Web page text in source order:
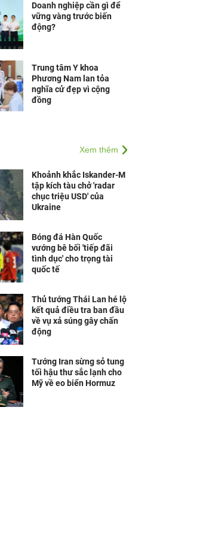
Doanh nghiệp cần gì để
vững vàng trước biến
động?
Trung tâm Y khoa
Phương Nam lan tỏa
nghĩa cử đẹp vì cộng
đồng
Xem thêm
Khoảnh khắc Iskander-M
tập kích tàu chở 'radar
chục triệu USD' của
Ukraine
Bóng đá Hàn Quốc
vướng bê bối 'tiếp đãi
tình dục' cho trọng tài
quốc tế
Thủ tướng Thái Lan hé lộ
kết quả điều tra ban đầu
về vụ xả súng gây chấn
động
Tướng Iran sừng sỏ tung
tối hậu thư sắc lạnh cho
Mỹ về eo biển Hormuz